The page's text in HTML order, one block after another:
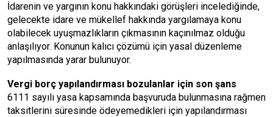
İdarenin ve yargının konu hakkındaki görüşleri incelediğinde,
gelecekte idare ve mükellef hakkında yargılamaya konu
olabilecek uyuşmazlıkların çıkmasının kaçınılmaz olduğu
anlaşılıyor. Konunun kalıcı çözümü için yasal düzenleme
yapılmasında yarar bulunuyor.
Vergi borç yapılandırması bozulanlar için son şans
6111 sayılı yasa kapsamında başvuruda bulunmasına rağmen
taksitlerini süresinde ödeyemedikleri için yapılandırması